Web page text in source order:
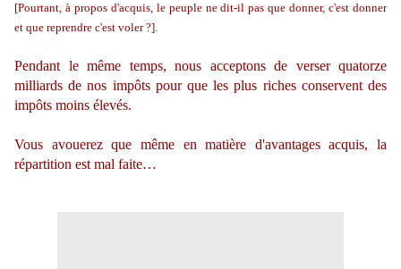
[Pourtant, à propos d'acquis, le peuple ne dit-il pas que donner, c'est donner
et que reprendre c'est voler ?].
Pendant le même temps, nous acceptons de verser quatorze
milliards de nos impôts pour que les plus riches conservent des
impôts moins élevés.
Vous avouerez que même en matière d'avantages acquis, la
répartition est mal faite…